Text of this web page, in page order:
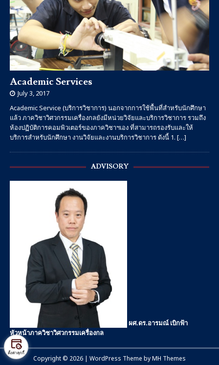
Academic Services
July 3, 2017
Academic Service (บริการวิชาการ) นอกจากการใช้พื้นที่สำหรับนักศึกษา
แล้ว ภาควิชาวิศวกรรมเครื่องกลยังมีหน่วยวิจัยและบริการวิชาการ รวมถึง
ห้องปฏิบัติการคอมพิวเตอร์ของภาควิชาฯเอง ที่สามารถรองรับและให้
บริการสำหรับนักศึกษา งานวิจัยและงานบริการวิชาการ ดังนี้ 1. […]
ADVISORY
ผศ.ดร.อารมณ์ เบิกฟ้า
หัวหน้าภาควิชาวิศวกรรมเครื่องกล
Copyright © 2026 | WordPress Theme byMH Themes
ตั้งค่าคุกกี้